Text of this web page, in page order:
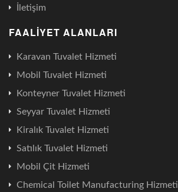
İletişim
FAALIYET ALANLARI
Karavan Tuvalet Hizmeti
Mobil Tuvalet Hizmeti
Konteyner Tuvalet Hizmeti
Seyyar Tuvalet Hizmeti
Kiralık Tuvalet Hizmeti
Satılık Tuvalet Hizmeti
Mobil Çit Hizmeti
Chemical Toilet Manufacturing Hizmeti